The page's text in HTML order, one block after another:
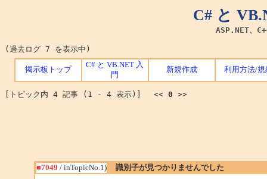
C# と
ASP.NET、
(過去ログ 7 を表示中)
掲示板トップ
C# と VB.NET 入
門
新規作成 利用方法/規
[トピック内 4 記事 (1 - 4 表示)] << 0 >>
■7049 / inTopicNo.1) 識別子が見つかりませんでした